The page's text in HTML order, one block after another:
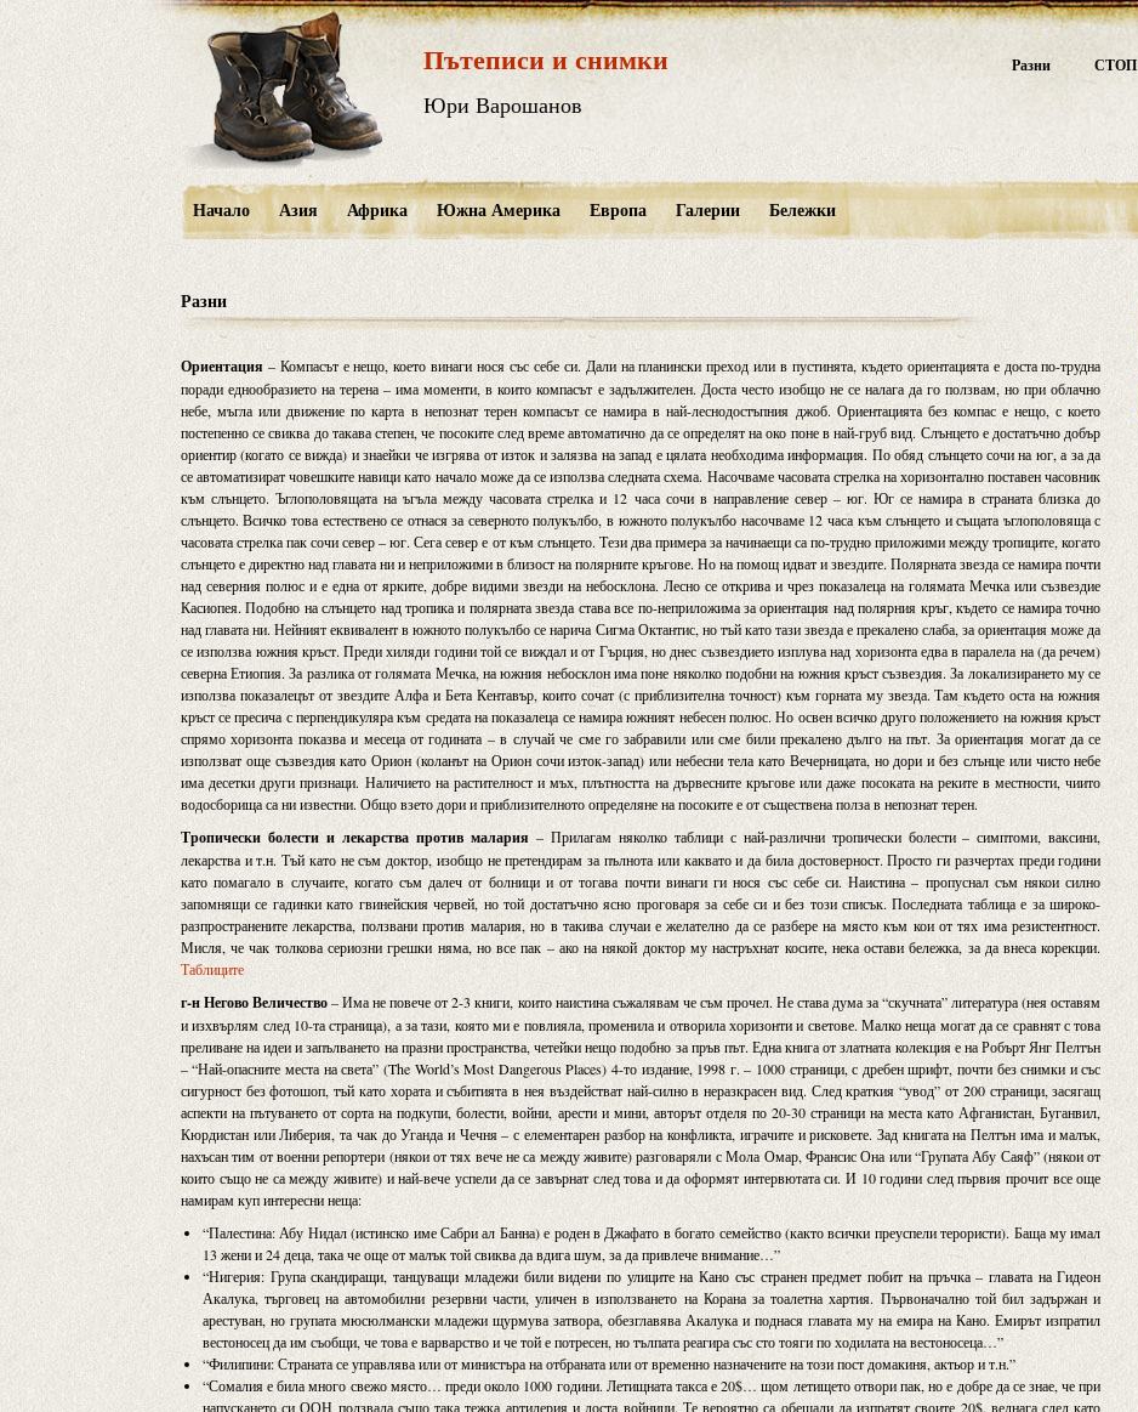
Пътеписи и снимки
Юри Варошанов
Разни СТОП
Начало Азия Африка Южна Америка Европа Галерии Бележки
Разни
Ориентация – Компасът е нещо, което винаги нося със себе си. Дали на планински преход или в пустинята, където ориентацията е доста по-трудна
поради еднообразието на терена – има моменти, в които компасът е задължителен. Доста често изобщо не се налага да го ползвам, но при облачно
небе, мъгла или движение по карта в непознат терен компасът се намира в най-леснодостъпния джоб. Ориентацията без компас е нещо, с което
постепенно се свиква до такава степен, че посоките след време автоматично да се определят на око поне в най-груб вид. Слънцето е достатъчно добър
ориентир (когато се вижда) и знаейки че изгрява от изток и залязва на запад е цялата необходима информация. По обяд слънцето сочи на юг, а за да
се автоматизират човешките навици като начало може да се използва следната схема. Насочваме часовата стрелка на хоризонтално поставен часовник
към слънцето. Ъглополовящата на ъгъла между часовата стрелка и 12 часа сочи в направление север – юг. Юг се намира в страната близка до
слънцето. Всичко това естествено се отнася за северното полукълбо, в южното полукълбо насочваме 12 часа към слънцето и същата ъглополовяща с
часовата стрелка пак сочи север – юг. Сега север е от към слънцето. Тези два примера за начинаещи са по-трудно приложими между тропиците, когато
слънцето е директно над главата ни и неприложими в близост на полярните кръгове. Но на помощ идват и звездите. Полярната звезда се намира почти
над северния полюс и е една от ярките, добре видими звезди на небосклона. Лесно се открива и чрез показалеца на голямата Мечка или съзвездие
Касиопея. Подобно на слънцето над тропика и полярната звезда става все по-неприложима за ориентация над полярния кръг, където се намира точно
над главата ни. Нейният еквивалент в южното полукълбо се нарича Сигма Октантис, но тъй като тази звезда е прекалено слаба, за ориентация може да
се използва южния кръст. Преди хиляди години той се виждал и от Гърция, но днес съзвездието изплува над хоризонта едва в паралела на (да речем)
северна Етиопия. За разлика от голямата Мечка, на южния небосклон има поне няколко подобни на южния кръст съзвездия. За локализирането му се
използва показалецът от звездите Алфа и Бета Кентавър, които сочат (с приблизителна точност) към горната му звезда. Там където оста на южния
кръст се пресича с перпендикуляра към средата на показалеца се намира южният небесен полюс. Но освен всичко друго положението на южния кръст
спрямо хоризонта показва и месеца от годината – в случай че сме го забравили или сме били прекалено дълго на път. За ориентация могат да се
използват още съзвездия като Орион (коланът на Орион сочи изток-запад) или небесни тела като Вечерницата, но дори и без слънце или чисто небе
има десетки други признаци. Наличието на растителност и мъх, плътността на дървесните кръгове или даже посоката на реките в местности, чиито
водосборища са ни известни. Общо взето дори и приблизителното определяне на посоките е от съществена полза в непознат терен.
Тропически болести и лекарства против малария – Прилагам няколко таблици с най-различни тропически болести – симптоми, ваксини,
лекарства и т.н. Тъй като не съм доктор, изобщо не претендирам за пълнота или каквато и да била достоверност. Просто ги разчертах преди години
като помагало в случаите, когато съм далеч от болници и от тогава почти винаги ги нося със себе си. Наистина – пропуснал съм някои силно
запомнящи се гадинки като гвинейския червей, но той достатъчно ясно проговаря за себе си и без този списък. Последната таблица е за широко-
разпространените лекарства, ползвани против малария, но в такива случаи е желателно да се разбере на място към кои от тях има резистентност.
Мисля, че чак толкова сериозни грешки няма, но все пак – ако на някой доктор му настръхнат косите, нека остави бележка, за да внеса корекции.
Таблиците
г-н Негово Величество– Има не повече от 2-3 книги, които наистина съжалявам че съм прочел. Не става дума за “скучната” литература (нея оставям
и изхвърлям след 10-та страница), а за тази, която ми е повлияла, променила и отворила хоризонти и светове. Малко неща могат да се сравнят с това
преливане на идеи и запълването на празни пространства, четейки нещо подобно за пръв път. Една книга от златната колекция е на Робърт Янг Пелтън
– “Най-опасните места на света” (The World’s Most Dangerous Places) 4-то издание, 1998 г. – 1000 страници, с дребен шрифт, почти без снимки и със
сигурност без фотошоп, тъй като хората и събитията в нея въздействат най-силно в неразкрасен вид. След краткия “увод” от 200 страници, засягащ
аспекти на пътуването от сорта на подкупи, болести, войни, арести и мини, авторът отделя по 20-30 страници на места като Афганистан, Буганвил,
Кюрдистан или Либерия, та чак до Уганда и Чечня – с елементарен разбор на конфликта, играчите и рисковете. Зад книгата на Пелтън има и малък,
нахъсан тим от военни репортери (някои от тях вече не са между живите) разговаряли с Мола Омар, Франсис Она или “Групата Абу Саяф” (някои от
които също не са между живите) и най-вече успели да се завърнат след това и да оформят интервютата си. И 10 години след първия прочит все още
намирам куп интересни неща:
“Палестина: Абу Нидал (истинско име Сабри ал Банна) е роден в Джафато в богато семейство (както всички преуспели терористи). Баща му имал
13 жени и 24 деца, така че още от малък той свиква да вдига шум, за да привлече внимание…”
“Нигерия: Група скандиращи, танцуващи младежи били видени по улиците на Кано със странен предмет побит на пръчка – главата на Гидеон
Акалука, търговец на автомобилни резервни части, уличен в използването на Корана за тоалетна хартия. Първоначално той бил задържан и
арестуван, но групата мюсюлмански младежи щурмува затвора, обезглавява Акалука и поднася главата му на емира на Кано. Емирът изпратил
вестоносец да им съобщи, че това е варварство и че той е потресен, но тълпата реагира със сто тояги по ходилата на вестоносеца…”
“Филипини: Страната се управлява или от министъра на отбраната или от временно назначените на този пост домакиня, актьор и т.н.”
“Сомалия е била много свежо място… преди около 1000 години. Летищната такса е 20$… щом летището отвори пак, но е добре да се знае, че при
напускането си ООН ползвала също така тежка артилерия и доста войници. Те вероятно са обещали да изпратят своите 20$, веднага след като